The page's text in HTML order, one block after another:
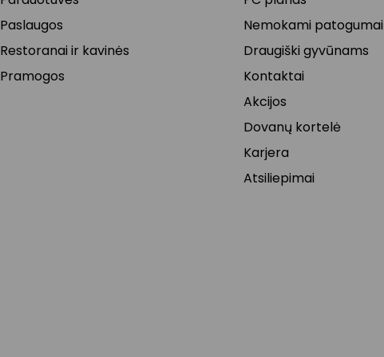
Paslaugos
Restoranai ir kavinės
Pramogos
Nemokami patogumai
Draugiški gyvūnams
Kontaktai
Akcijos
Dovanų kortelė
Karjera
Atsiliepimai